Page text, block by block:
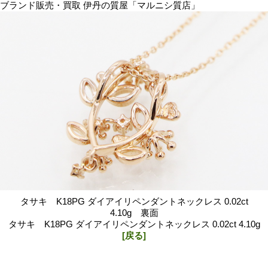
ブランド販売・買取 伊丹の質屋「マルニシ質店」
タサキ K18PG ダイアイリペンダントネックレス 0.02ct
4.10g 裏面
タサキ K18PG ダイアイリペンダントネックレス 0.02ct 4.10g
[戻る]